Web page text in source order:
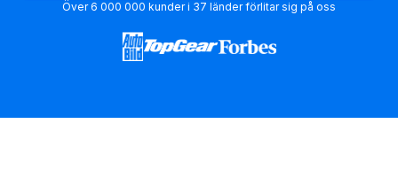
Över 6 000 000 kunder i 37 länder förlitar sig på oss